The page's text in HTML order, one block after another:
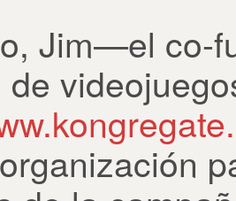
Jim—el co-